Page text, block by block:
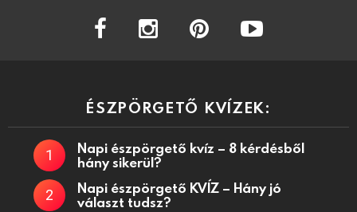
facebook instagram
ÉSZPÖRGETŐ KVÍZEK:
Napi észpörgető kvíz – 8 kérdésből
hány sikerül?
Napi észpörgető KVÍZ – Hány jó
választ tudsz?